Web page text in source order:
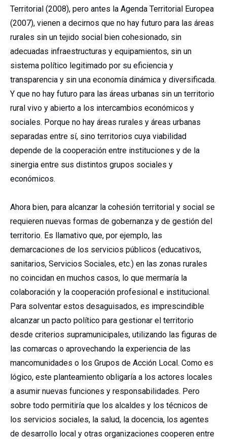
Territorial (2008), pero antes la Agenda Territorial Europea
(2007), vienen a decirnos que no hay futuro para las áreas
rurales sin un tejido social bien cohesionado, sin
adecuadas infraestructuras y equipamientos, sin un
sistema político legitimado por su eficiencia y
transparencia y sin una economía dinámica y diversificada.
Y que no hay futuro para las áreas urbanas sin un territorio
rural vivo y abierto a los intercambios económicos y
sociales. Porque no hay áreas rurales y áreas urbanas
separadas entre sí, sino territorios cuya viabilidad
depende de la cooperación entre instituciones y de la
sinergia entre sus distintos grupos sociales y
económicos.
Ahora bien, para alcanzar la cohesión territorial y social se
requieren nuevas formas de gobernanza y de gestión del
territorio. Es llamativo que, por ejemplo, las
demarcaciones de los servicios públicos (educativos,
sanitarios, Servicios Sociales, etc.) en las zonas rurales
no coincidan en muchos casos, lo que mermaría la
colaboración y la cooperación profesional e institucional.
Para solventar estos desaguisados, es imprescindible
alcanzar un pacto político para gestionar el territorio
desde criterios supramunicipales, utilizando las figuras de
las comarcas o aprovechando la experiencia de las
mancomunidades o los Grupos de Acción Local. Como es
lógico, este planteamiento obligaría a los actores locales
a asumir nuevas funciones y responsabilidades. Pero
sobre todo permitiría que los alcaldes y los técnicos de
los servicios sociales, la salud, la docencia, los agentes
de desarrollo local y otras organizaciones cooperen entre